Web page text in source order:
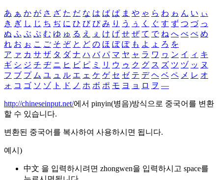
あ ぁ か が さ ざ た だ な は ば ぱ ま や ゃ ら わ ゎ ん い ぃ
き ぎ し じ ち ぢ に ひ び ぴ み り う ぅ く ぐ す ず つ づ っ
ぬ ふ ぶ ぷ む ゆ ゅ る え ぇ け げ せ ぜ て で ね へ べ ぺ め
れ お ぉ こ ご そ ぞ と ど の ほ ぼ ぽ も よ ょ ろ を
ア ァ カ サ ザ タ ダ ナ ハ バ パ マ ヤ ャ ラ ワ ヮ ン イ ィ キ
ギ シ ジ チ ヂ ニ ヒ ビ ピ ミ リ ウ ゥ ク グ ス ズ ツ ヅ ッ ヌ
フ ブ プ ム ユ ュ ル エ ェ ケ ゲ セ ゼ テ デ ヘ ベ ペ メ レ オ
ォ コ ゴ ソ ゾ ト ド ノ ホ ボ ポ モ ヨ ョ ロ ヲ ―
http://chineseinput.net/에서 pinyin(병음)방식으로 중국어를 변환
할 수 있습니다.
변환된 중국어를 복사하여 사용하시면 됩니다.
예시)
中文 을 입력하시려면 zhongwen을 입력하시고 space를